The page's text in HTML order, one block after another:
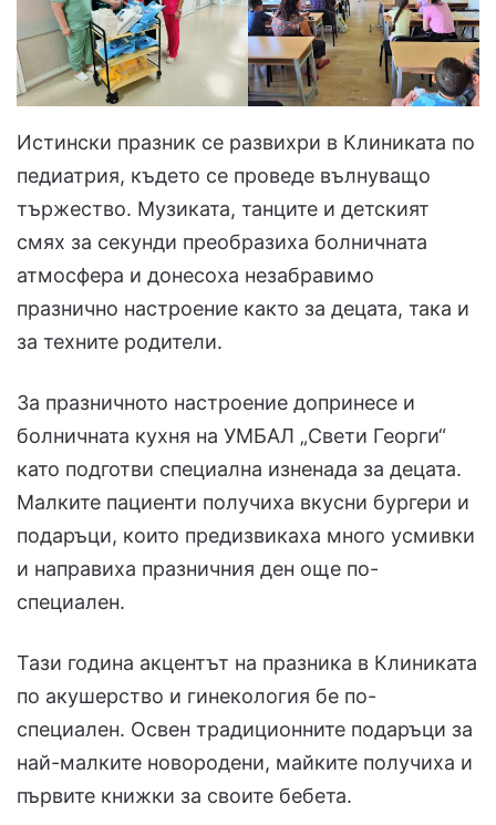
Истински празник се развихри в Клиниката по
педиатрия, където се проведе вълнуващо
тържество. Музиката, танците и детският
смях за секунди преобразиха болничната
атмосфера и донесоха незабравимо
празнично настроение както за децата, така и
за техните родители.
За празничното настроение допринесе и
болничната кухня на УМБАЛ „Свети Георги“
като подготви специална изненада за децата.
Малките пациенти получиха вкусни бургери и
подаръци, които предизвикаха много усмивки
и направиха празничния ден още по-
специален.
Тази година акцентът на празника в Клиниката
по акушерство и гинекология бе по-
специален. Освен традиционните подаръци за
най-малките новородени, майките получиха и
първите книжки за своите бебета.